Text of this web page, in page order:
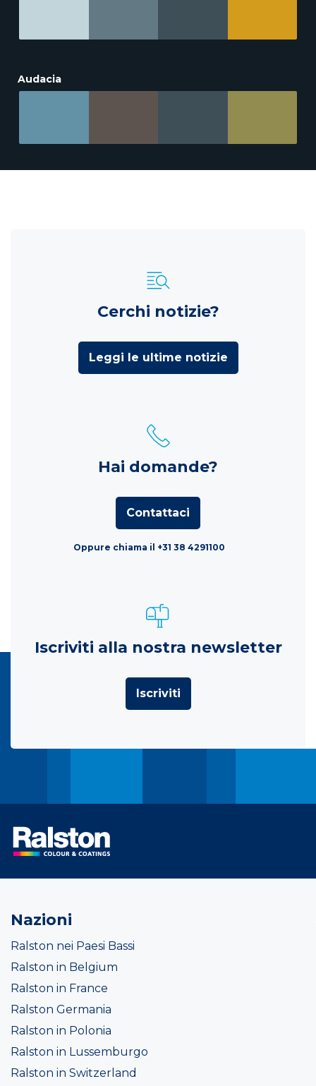
Audacia
Cerchi notizie?
Leggi le ultime notizie
Hai domande?
Contattaci
Oppure chiama il +31 38 4291100
Iscriviti alla nostra newsletter
Iscriviti
Nazioni
Ralston nei Paesi Bassi
Ralston in Belgium
Ralston in France
Ralston Germania
Ralston in Polonia
Ralston in Lussemburgo
Ralston in Switzerland